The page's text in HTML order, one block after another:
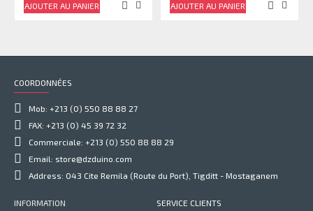
AJOUTER AU PANIER AJOUTER AU PANIER
COORDONNÉES
Mob: +213 (0) 550 88 88 27
FAX: +213 (0) 45 39 72 32
Commerciale: +213 (0) 550 88 88 29
Email: store@dzduino.com
Address: 043 Cite Remila (Route du Port), Tigditt - Mostaganem
INFORMATION SERVICE CLIENTS